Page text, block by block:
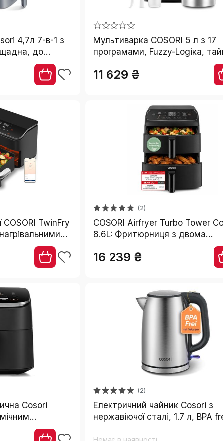
4,7л 7-в-1 з
до
шуму 55дБ,
Мультиварка COSORI 5 л з 17
програмами, Fuzzy-Logіка,
11 629 ₴
TwinFry
(2)
COSORI Airfryer Turbo Tower
8.6L: Фритюрниця з двома
камерами, керамічне
2700W, чорна
16 239 ₴
Cosori
(2)
Електричний чайник Cosori з
нержавіючої сталі, 1.7 л, BPA
Немає в наявності